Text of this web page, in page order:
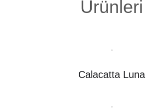
Ürünleri
Calacatta Luna